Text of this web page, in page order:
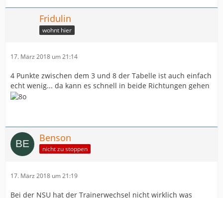
Fridulin
wohnt hier
17. März 2018 um 21:14
4 Punkte zwischen dem 3 und 8 der Tabelle ist auch einfach
echt wenig... da kann es schnell in beide Richtungen gehen
Benson
nicht zu stoppen
17. März 2018 um 21:19
Bei der NSU hat der Trainerwechsel nicht wirklich was